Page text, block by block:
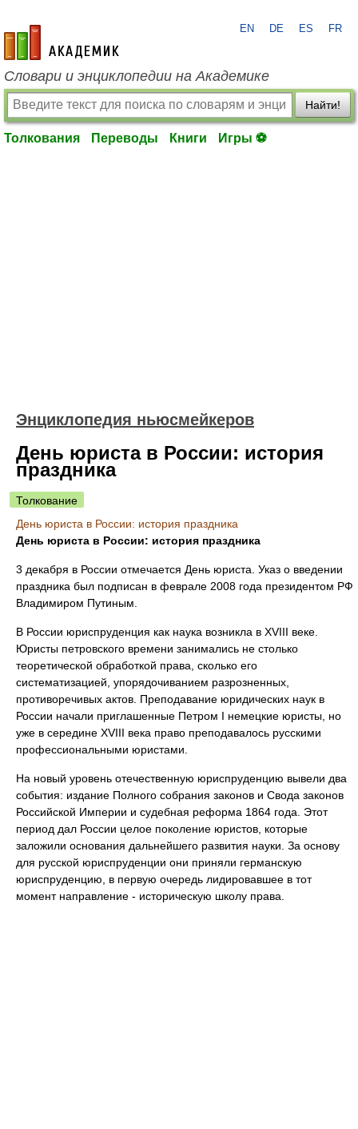
academic.ru
EN DE ES FR
Словари и энциклопедии на Академике
Найти!
Толкования Переводы Книги Игры ⚽
Энциклопедия ньюсмейкеров
День юриста в России: история
праздника
Толкование
День юриста в России: история праздника
День юриста в России: история праздника
3 декабря в России отмечается День юриста. Указ о введении
праздника был подписан в феврале 2008 года президентом РФ
Владимиром Путиным.
В России юриспруденция как наука возникла в XVIII веке.
Юристы петровского времени занимались не столько
теоретической обработкой права, сколько его
систематизацией, упорядочиванием разрозненных,
противоречивых актов. Преподавание юридических наук в
России начали приглашенные Петром I немецкие юристы, но
уже в середине XVIII века право преподавалось русскими
профессиональными юристами.
На новый уровень отечественную юриспруденцию вывели два
события: издание Полного собрания законов и Свода законов
Российской Империи и судебная реформа 1864 года. Этот
период дал России целое поколение юристов, которые
заложили основания дальнейшего развития науки. За основу
для русской юриспруденции они приняли германскую
юриспруденцию, в первую очередь лидировавшее в тот
момент направление - историческую школу права.